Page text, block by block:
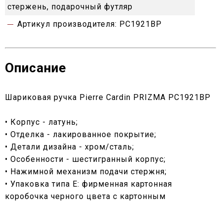
стержень, подарочный футляр
Артикул производителя: PC1921BP
Описание
Шариковая ручка Pierre Cardin PRIZMA PC1921BP
• Корпус - латунь;
• Отделка - лакированное покрытие;
• Детали дизайна - хром/сталь;
• Особенности - шестигранный корпус;
• Нажимной механизм подачи стержня;
• Упаковка типа Е: фирменная картонная
коробочка черного цвета с картонным